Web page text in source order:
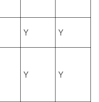
Y Y
Y Y